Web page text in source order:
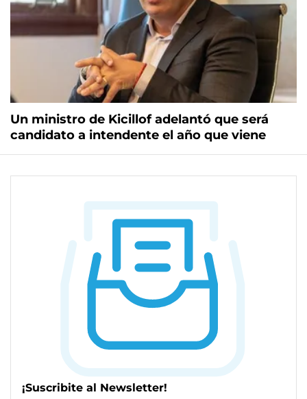
Un ministro de Kicillof adelantó que será
candidato a intendente el año que viene
¡Suscribite al Newsletter!